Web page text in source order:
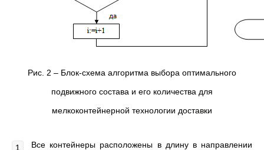
Рис. 2 – Блок-схема алгоритма выбора оптимального
подвижного состава и его количества для
мелкоконтейнерной технологии доставки
Все контейнеры расположены в длину в направлении